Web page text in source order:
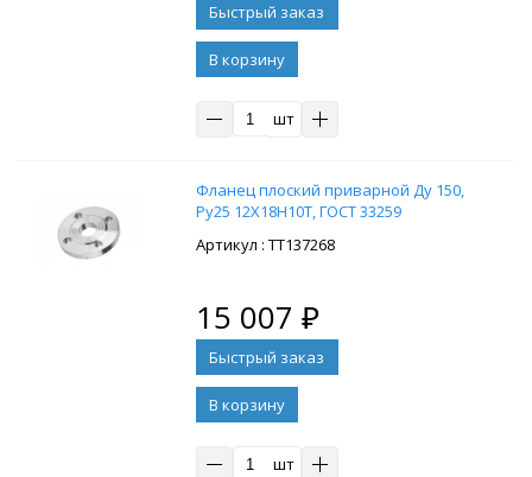
В корзину
шт
Фланец плоский приварной Ду 150,
Ру25 12Х18Н10Т, ГОСТ 33259
: ТТ137268
15 007 ₽
В корзину
шт